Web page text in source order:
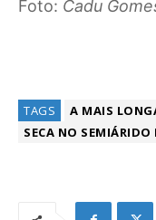
Foto: Cadu
TAGS A MAIS
SECA NO SEMIÁRIDO